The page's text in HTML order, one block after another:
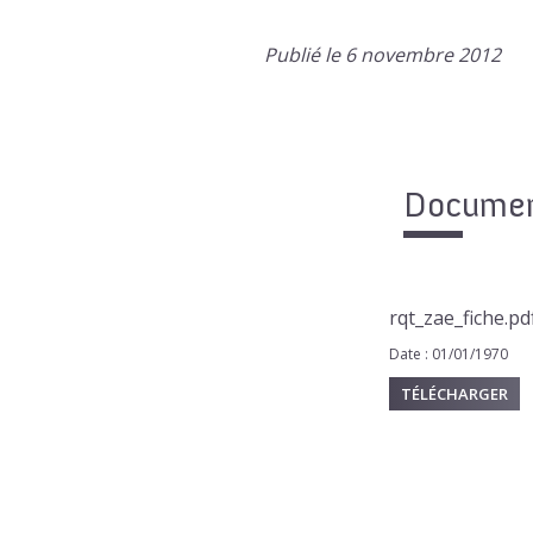
Publié le 6 novembre 2012
Date : 01/01/1970
TÉLÉCHARGER